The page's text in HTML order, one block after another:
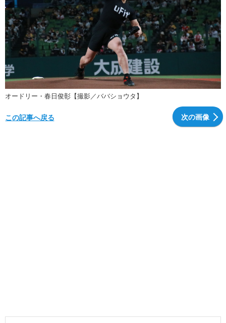
オードリー・春日俊彰【撮影／ババショウタ】
次の画像
この記事へ戻る